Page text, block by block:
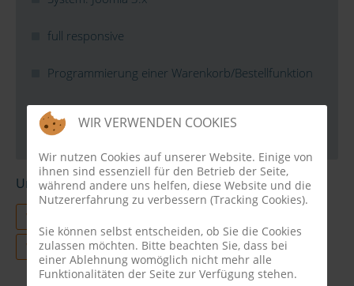
full responsive
Programmierung einer Warenkorb/Bestellfunktion
Entwicklung einer Autoren Buchverwaltung
Unsere Leistungen
Webdesign
Webentwicklung
WIR VERWENDEN COOKIES
Wir nutzen Cookies auf unserer Website. Einige von
ihnen sind essenziell für den Betrieb der Seite,
während andere uns helfen, diese Website und die
Nutzererfahrung zu verbessern (Tracking Cookies).
Sie können selbst entscheiden, ob Sie die Cookies
zulassen möchten. Bitte beachten Sie, dass bei
einer Ablehnung womöglich nicht mehr alle
Funktionalitäten der Seite zur Verfügung stehen.